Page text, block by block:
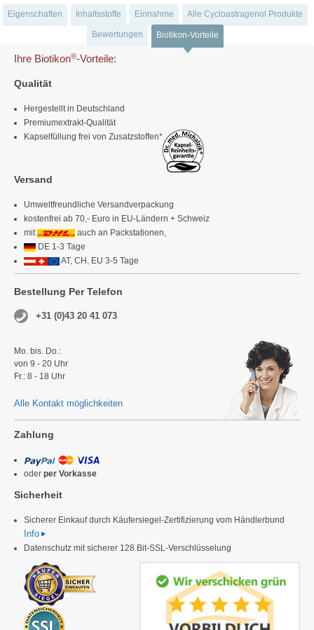
Eigenschaften Inhaltsstoffe Einnahme Alle Cycloastragenol Produkte
Bewertungen Biotikon-Vorteile
Ihre Biotikon®-Vorteile:
Qualität
Hergestellt in Deutschland
Premiumextrakt-Qualität
Kapselfüllung frei von Zusatzstoffen*
Versand
Umweltfreundliche Versandverpackung
kostenfrei ab 70,- Euro in EU-Ländern + Schweiz
mit
auch an Packstationen,
DE 1-3 Tage
AT, CH, EU 3-5 Tage
Bestellung Per Telefon
+31 (0)43 20 41 073
Mo. bis. Do.:
von 9 - 20 Uhr
Fr.: 8 - 18 Uhr
Alle Kontakt möglichkeiten
Zahlung
oder per Vorkasse
Sicherheit
Sicherer Einkauf durch Käufersiegel-Zertifizierung vom Händlerbund
Info
Datenschutz mit sicherer 128 Bit-SSL-Verschlüsselung